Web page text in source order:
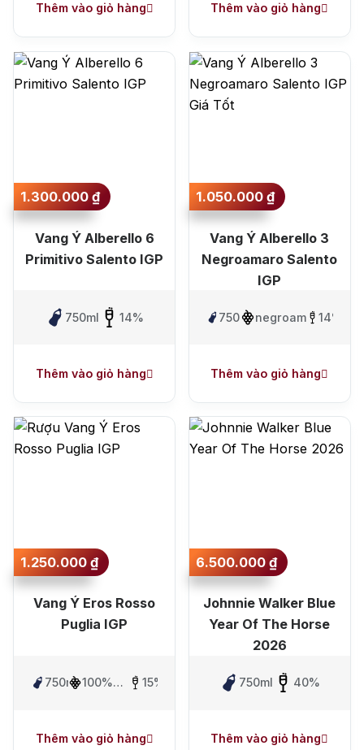
Thêm vào giỏ hàng Thêm vào giỏ hàng
1.300.000₫
Vang Ý Alberello 6
Primitivo Salento IGP
750ml 14%
Thêm vào giỏ hàng
1.050.000₫
Vang Ý Alberello 3
Negroamaro Salento
IGP
750ml negroamaro14%
Thêm vào giỏ hàng
1.250.000₫
Vang Ý Eros Rosso
Puglia IGP
750ml 100%
15%
Thêm vào giỏ hàng
6.500.000₫
Johnnie Walker Blue
Year Of The Horse
2026
750ml 40%
Thêm vào giỏ hàng